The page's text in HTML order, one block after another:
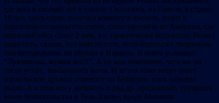
где жил и сколько лет в стране. Оказалось, из Гомеля, в стране
10 лет, здесь один, получил комнату в хостеле, ходит в
благотворительную столовую, спонсируемую из Америки, где
неплохой обед стоит 2 шек, т.е. практически бесплатно. Решил
пошутить, сказав, что вместо того, чтоб бороться с творимым
там беспределом, он сбежал в Израиль. В ответ услышал:
“Лукашенко, мужик во!!!”. А на мое замечание, чего же он
тогда уехал, посыпались маты. И за это тоже несут ответ
израильские дружки главного по Беларуси, коих называл
выше. А к ним могу добавить и ряд др. продажных, трущихся
возле белпосольства в Тель-Авиве, вроде Михаила